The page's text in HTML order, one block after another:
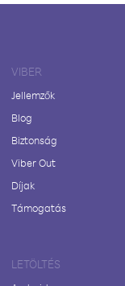
VIBER
Jellemzők
Blog
Biztonság
Viber Out
Díjak
Támogatás
LETÖLTÉS